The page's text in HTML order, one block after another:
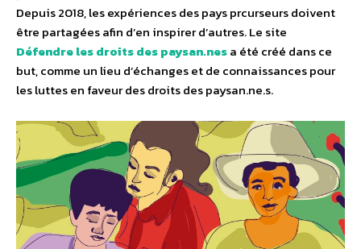
Depuis 2018, les expériences des pays prcurseurs doivent
être partagées afin d’en inspirer d’autres. Le site
Défendre les droits des paysan.nesa été créé dans ce
but, comme un lieu d’échanges et de connaissances pour
les luttes en faveur des droits des paysan.ne.s.